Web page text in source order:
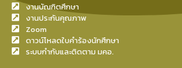
งานบัณฑิตศึกษา
งานประกันคุณภาพ
Zoom
ดาวน์โหลดใบคำร้องนักศึกษา
ระบบกำกับและติดตาม มคอ.